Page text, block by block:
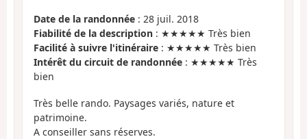
Date de la randonnée : 28 juil. 2018
Fiabilité de la description : ★★★★★ Très bien
Facilité à suivre l'itinéraire : ★★★★★ Très bien
Intérêt du circuit de randonnée : ★★★★★ Très
bien
Très belle rando. Paysages variés, nature et
patrimoine.
A conseiller sans réserves.